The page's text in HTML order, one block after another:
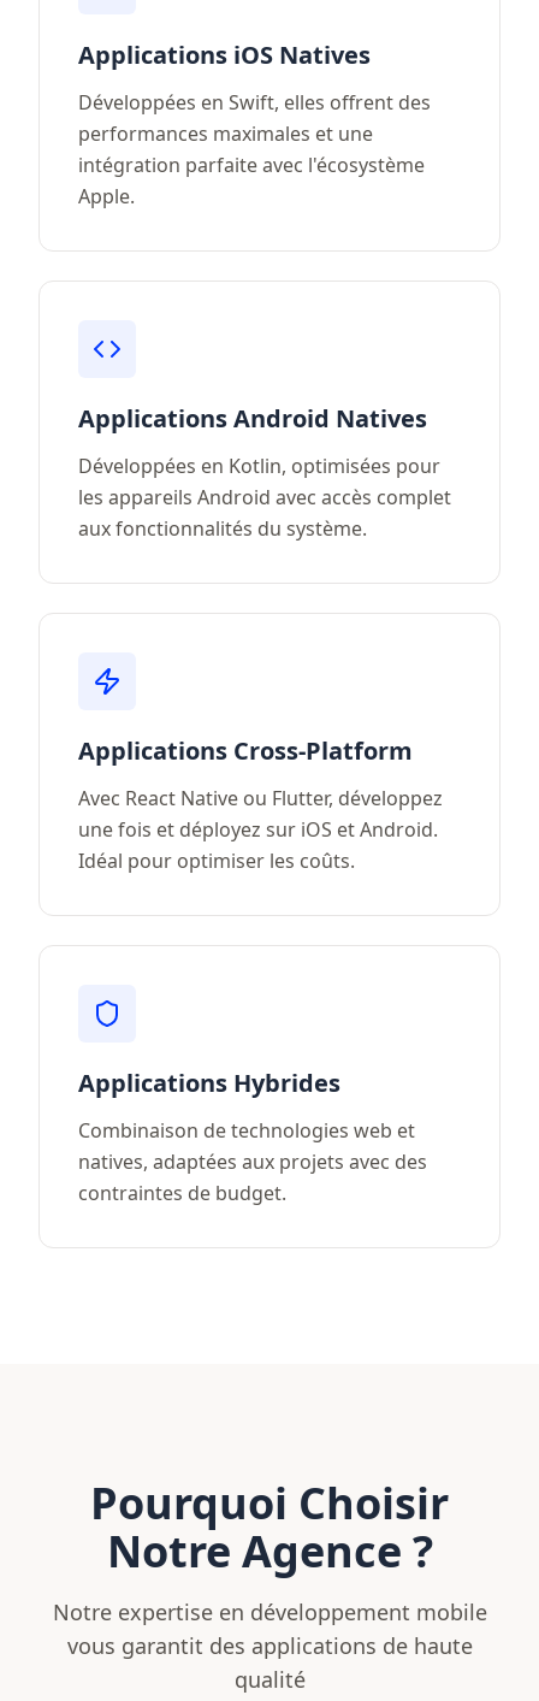
Applications iOS Natives
Développées en Swift, elles offrent des
performances maximales et une
intégration parfaite avec l'écosystème
Apple.
Applications Android Natives
Développées en Kotlin, optimisées pour
les appareils Android avec accès complet
aux fonctionnalités du système.
Applications Cross-Platform
Avec React Native ou Flutter, développez
une fois et déployez sur iOS et Android.
Idéal pour optimiser les coûts.
Applications Hybrides
Combinaison de technologies web et
natives, adaptées aux projets avec des
contraintes de budget.
Pourquoi Choisir
Notre Agence ?
Notre expertise en développement mobile
vous garantit des applications de haute
qualité